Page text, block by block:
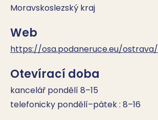
Moravskoslezský kraj
Web
https://osa.podaneruce.eu/ostrava/
Otevírací doba
kancelář pondělí 8–15
telefonicky pondělí–pátek : 8–16